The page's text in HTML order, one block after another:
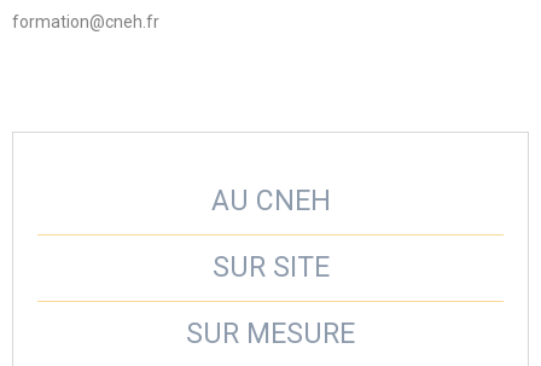
formation@cneh.fr
AU CNEH
SUR SITE
SUR MESURE